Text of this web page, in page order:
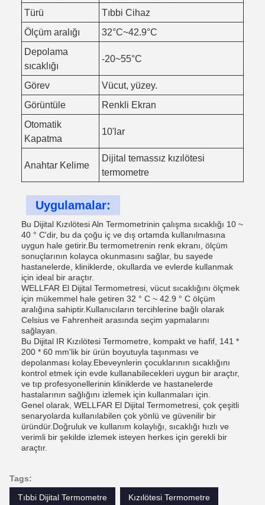
Türü
Tıbbi Cihaz
Ölçüm aralığı
32°C~42.9°C
Depolama
sıcaklığı
-20~55°C
Görev
Vücut, yüzey.
Görüntüle
Renkli Ekran
Otomatik
Kapatma
10'lar
Anahtar Kelime
Dijital temassız kızılötesi
termometre
Uygulamalar:
Bu Dijital Kızılötesi Aln Termometrinin çalışma sıcaklığı 10 ~
40 ° C'dir, bu da çoğu iç ve dış ortamda kullanılmasına
uygun hale getirir.Bu termometrenin renk ekranı, ölçüm
sonuçlarının kolayca okunmasını sağlar, bu sayede
hastanelerde, kliniklerde, okullarda ve evlerde kullanmak
için ideal bir araçtır.
WELLFAR El Dijital Termometresi, vücut sıcaklığını ölçmek
için mükemmel hale getiren 32 ° C ~ 42.9 ° C ölçüm
aralığına sahiptir.Kullanıcıların tercihlerine bağlı olarak
Celsius ve Fahrenheit arasında seçim yapmalarını
sağlayan.
Bu Dijital IR Kızılötesi Termometre, kompakt ve hafif, 141 *
200 * 60 mm'lik bir ürün boyutuyla taşınması ve
depolanması kolay.Ebeveynlerin çocuklarının sıcaklığını
kontrol etmek için evde kullanabilecekleri uygun bir araçtır,
ve tıp profesyonellerinin kliniklerde ve hastanelerde
hastalarının sağlığını izlemek için kullanmaları için.
Genel olarak, WELLFAR El Dijital Termometresi, çok çeşitli
senaryolarda kullanılabilen çok yönlü ve güvenilir bir
üründür.Doğruluk ve kullanım kolaylığı, sıcaklığı hızlı ve
verimli bir şekilde izlemek isteyen herkes için gerekli bir
araçtır.
Tags:
Tıbbi Dijital Termometre
Kızılötesi Termometre